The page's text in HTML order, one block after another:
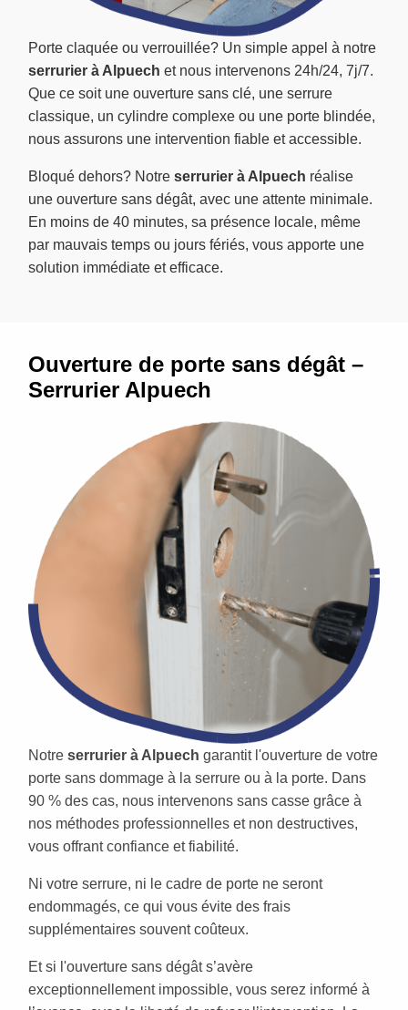
Porte claquée ou verrouillée? Un simple appel à notre
serrurier à Alpuech et nous intervenons 24h/24, 7j/7.
Que ce soit une ouverture sans clé, une serrure
classique, un cylindre complexe ou une porte blindée,
nous assurons une intervention fiable et accessible.
Bloqué dehors? Notre serrurier à Alpuech réalise
une ouverture sans dégât, avec une attente minimale.
En moins de 40 minutes, sa présence locale, même
par mauvais temps ou jours fériés, vous apporte une
solution immédiate et efficace.
Ouverture de porte sans dégât –
Serrurier Alpuech
Notre serrurier à Alpuech garantit l'ouverture de votre
porte sans dommage à la serrure ou à la porte. Dans
90 % des cas, nous intervenons sans casse grâce à
nos méthodes professionnelles et non destructives,
vous offrant confiance et fiabilité.
Ni votre serrure, ni le cadre de porte ne seront
endommagés, ce qui vous évite des frais
supplémentaires souvent coûteux.
Et si l'ouverture sans dégât s’avère
exceptionnellement impossible, vous serez informé à